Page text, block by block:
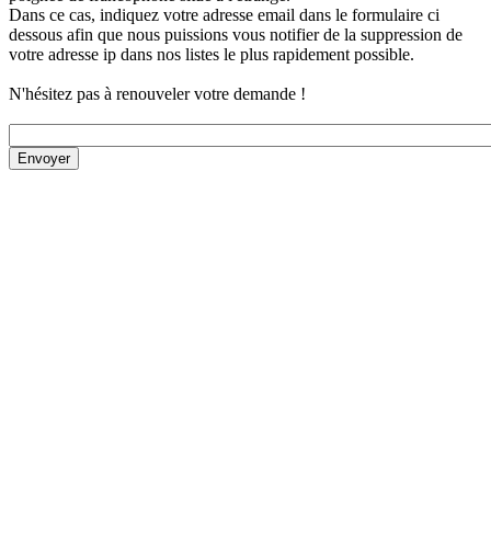
Dans ce cas, indiquez votre adresse email dans le formulaire ci
dessous afin que nous puissions vous notifier de la suppression de
votre adresse ip dans nos listes le plus rapidement possible.
N'hésitez pas à renouveler votre demande !